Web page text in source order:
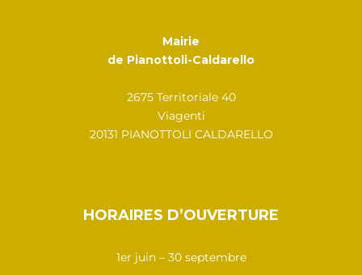
Mairie
de Pianottoli-Caldarello
2675 Territoriale 40
Viagenti
20131 PIANOTTOLI CALDARELLO
HORAIRES D’OUVERTURE
1er juin – 30 septembre